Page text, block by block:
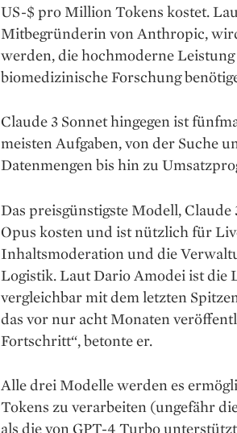
US-$ pro Million Tokens kostet.
Mitbegründerin von Anthropic,
werden, die hochmoderne
biomedizinische Forschung
Claude 3 Sonnet hingegen ist
meisten Aufgaben, von der Suche
Datenmengen bis hin zu
Das preisgünstigste Modell,
Opus kosten und ist nützlich für
Inhaltsmoderation und die
Logistik. Laut Dario Amodei ist die
vergleichbar mit dem letzten
das vor nur acht Monaten
Fortschritt“, betonte er.
Alle drei Modelle werden es
Tokens zu verarbeiten (ungefähr
als die von GPT-4 Turbo